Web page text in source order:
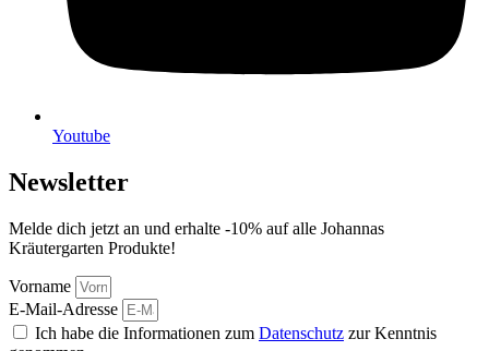
Youtube
Newsletter
Melde dich jetzt an und erhalte -10% auf alle Johannas
Kräutergarten Produkte!
Vorname
E-Mail-Adresse
Ich habe die Informationen zum Datenschutz zur Kenntnis